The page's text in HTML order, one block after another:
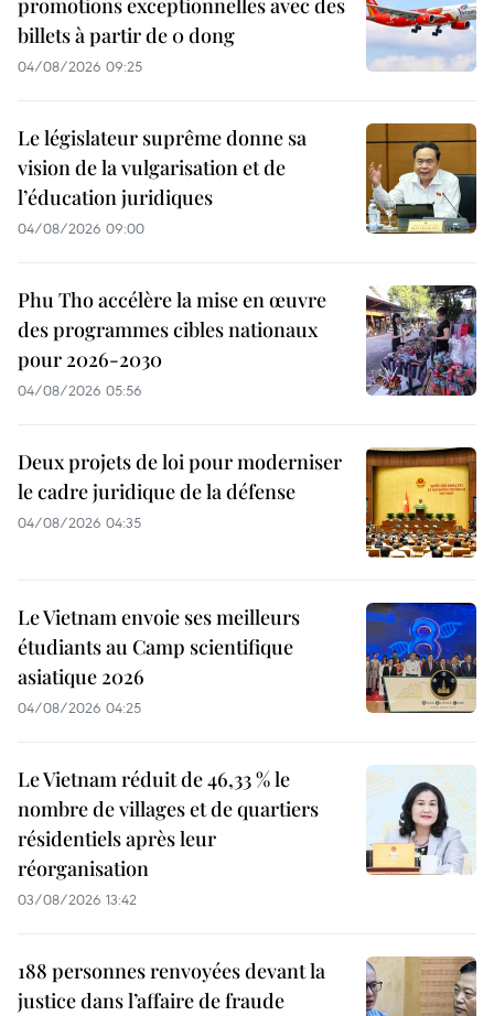
promotions exceptionnelles avec des
billets à partir de 0 dong
04/08/2026 09:25
Le législateur suprême donne sa
vision de la vulgarisation et de
l’éducation juridiques
04/08/2026 09:00
Phu Tho accélère la mise en œuvre
des programmes cibles nationaux
pour 2026-2030
04/08/2026 05:56
Deux projets de loi pour moderniser
le cadre juridique de la défense
04/08/2026 04:35
Le Vietnam envoie ses meilleurs
étudiants au Camp scientifique
asiatique 2026
04/08/2026 04:25
Le Vietnam réduit de 46,33 % le
nombre de villages et de quartiers
résidentiels après leur
réorganisation
03/08/2026 13:42
188 personnes renvoyées devant la
justice dans l’affaire de fraude